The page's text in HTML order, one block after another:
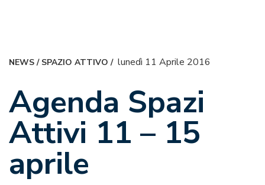
NEWS/ SPAZIO ATTIVO / lunedì 11 Aprile 2016
Agenda Spazi
Attivi 11 – 15
aprile